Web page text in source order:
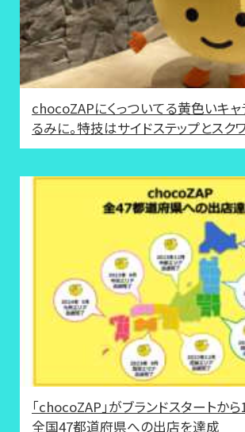
chocoZAPにくっついてる黄色いキャ
るみに。特技はサイドステップとスク
「chocoZAP」がブランドスタートか
全国47都道府県への出店を達成